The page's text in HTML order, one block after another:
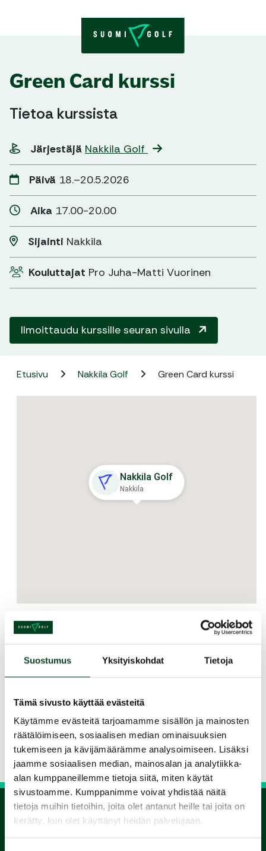
Suostumus Yksityiskohdat Tietoja
Tämä sivusto käyttää evästeitä
Käytämme evästeitä tarjoamamme sisällön ja mainosten
räätälöimiseen, sosiaalisen median ominaisuuksien
tukemiseen ja kävijämäärämme analysoimiseen. Lisäksi
jaamme sosiaalisen median, mainosalan ja analytiikka-
alan kumppaneillemme tietoja siitä, miten käytät
sivustoamme. Kumppanimme voivat yhdistää näitä
tietoja muihin tietoihin, joita olet antanut heille tai joita on
kerätty, kun olet käyttänyt heidän palvelujaan.
Green Card kurssi
Tietoa kurssista
Järjestäjä Nakkila Golf
Päivä 18.–20.5.2026
Aika 17.00-20.00
Sijainti Nakkila
Kouluttajat Pro Juha-Matti Vuorinen
Ilmoittaudu kurssille seuran sivulla
Etusivu Nakkila Golf Green Card kurssi
Nakkila Golf
Nakkila
Kurssin kuvaus
Kesto yht. 9 tuntia, sisältäen kurssimateriaalin,
Jaa kurssi kaverille
Siirry takaisin hakuun
1.